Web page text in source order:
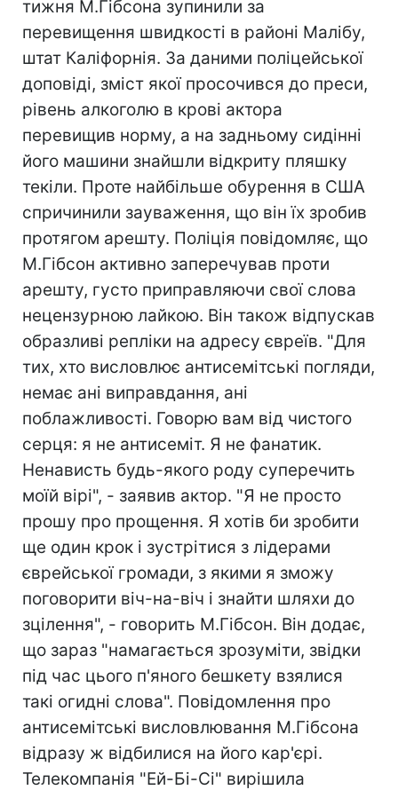
тижня М.Гібсона зупинили за
перевищення швидкості в районі Малібу,
штат Каліфорнія. За даними поліцейської
доповіді, зміст якої просочився до преси,
рівень алкоголю в крові актора
перевищив норму, а на задньому сидінні
його машини знайшли відкриту пляшку
текіли. Проте найбільше обурення в США
спричинили зауваження, що він їх зробив
протягом арешту. Поліція повідомляє, що
М.Гібсон активно заперечував проти
арешту, густо приправляючи свої слова
нецензурною лайкою. Він також відпускав
образливі репліки на адресу євреїв. "Для
тих, хто висловлює антисемітські погляди,
немає ані виправдання, ані
поблажливості. Говорю вам від чистого
серця: я не антисеміт. Я не фанатик.
Ненависть будь-якого роду суперечить
моїй вірі", - заявив актор. "Я не просто
прошу про прощення. Я хотів би зробити
ще один крок і зустрітися з лідерами
єврейської громади, з якими я зможу
поговорити віч-на-віч і знайти шляхи до
зцілення", - говорить М.Гібсон. Він додає,
що зараз "намагається зрозуміти, звідки
під час цього п'яного бешкету взялися
такі огидні слова". Повідомлення про
антисемітські висловлювання М.Гібсона
відразу ж відбилися на його кар'єрі.
Телекомпанія "Ей-Бі-Сі" вирішила